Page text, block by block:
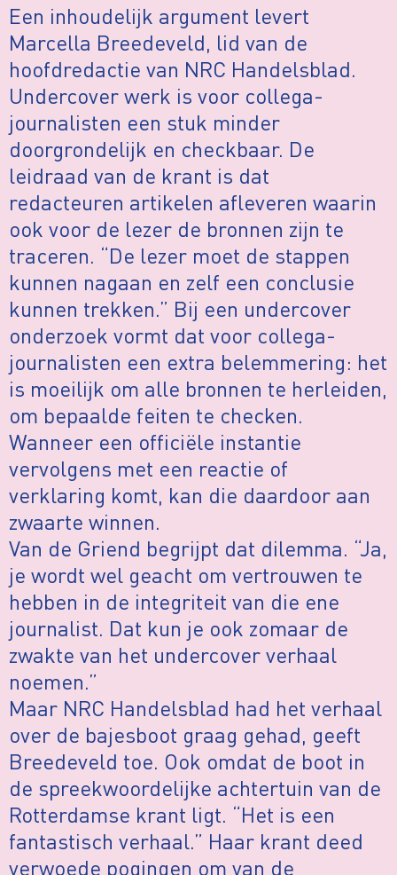
Een inhoudelijk argument levert
Marcella Breedeveld, lid van de
hoofdredactie van NRC Handelsblad.
Undercover werk is voor collega-
journalisten een stuk minder
doorgrondelijk en checkbaar. De
leidraad van de krant is dat
redacteuren artikelen afleveren waarin
ook voor de lezer de bronnen zijn te
traceren. “De lezer moet de stappen
kunnen nagaan en zelf een conclusie
kunnen trekken.” Bij een undercover
onderzoek vormt dat voor collega-
journalisten een extra belemmering: het
is moeilijk om alle bronnen te herleiden,
om bepaalde feiten te checken.
Wanneer een officiële instantie
vervolgens met een reactie of
verklaring komt, kan die daardoor aan
zwaarte winnen.
Van de Griend begrijpt dat dilemma. “Ja,
je wordt wel geacht om vertrouwen te
hebben in de integriteit van die ene
journalist. Dat kun je ook zomaar de
zwakte van het undercover verhaal
noemen.”
Maar NRC Handelsblad had het verhaal
over de bajesboot graag gehad, geeft
Breedeveld toe. Ook omdat de boot in
de spreekwoordelijke achtertuin van de
Rotterdamse krant ligt. “Het is een
fantastisch verhaal.” Haar krant deed
verwoede pogingen om van de